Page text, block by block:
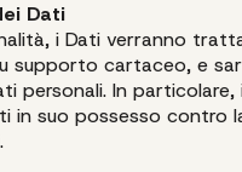
Dati
i Dati verranno
supporto cartaceo, e
personali. In
suo possesso contro